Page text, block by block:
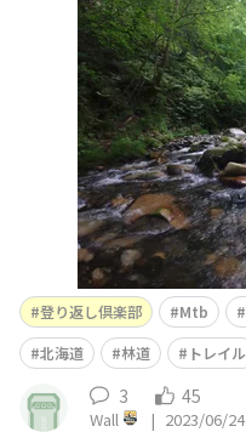
登り返し倶楽部 Mtb
北海道
林道 トレイル
3 45
Wall | 2023/06/24